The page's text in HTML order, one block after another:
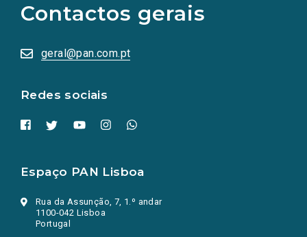
Contactos gerais
geral@pan.com.pt
Redes sociais
redes
sociais
numa
nova
Espaço PAN Lisboa
Rua da Assunção, 7, 1.º andar
1100-042 Lisboa
Portugal